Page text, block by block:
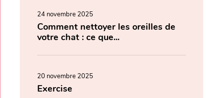
24 novembre 2025
Comment nettoyer les oreilles de
votre chat : ce que...
20 novembre 2025
Exercise